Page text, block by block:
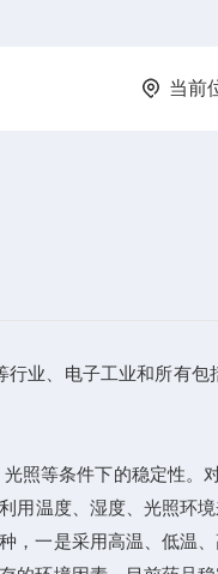
当前
业、电子工业和所有
等条件下的稳定性。
利用温度、湿度、光照环
一是采用高温、低温